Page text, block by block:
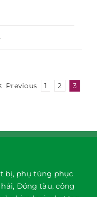
Previous 1 2 3
bị, phụ tùng phục
Đóng tàu, công